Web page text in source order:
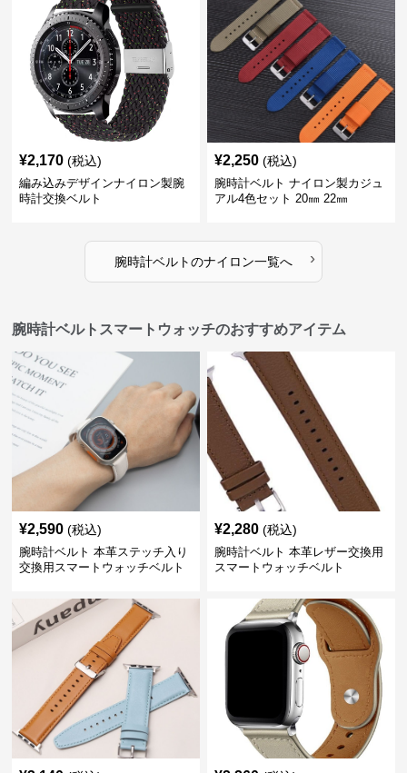
¥2,170 (税込)
編み込みデザインナイロン製腕
時計交換ベルト
¥2,250 (税込)
腕時計ベルト ナイロン製カジュ
アル4色セット 20㎜ 22㎜
腕時計ベルトのナイロン一覧へ ›
腕時計ベルトスマートウォッチのおすすめアイテム
¥2,590 (税込)
腕時計ベルト 本革ステッチ入り
交換用スマートウォッチベルト
¥2,280 (税込)
腕時計ベルト 本革レザー交換用
スマートウォッチベルト